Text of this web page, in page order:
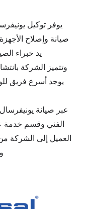
يوفر توكيل
صيانة وإصلاح
يد خبراء
وتتميز الشركة
يوجد أسرع فريق
عبر صيانة
الفني وقسم خدمة
العميل إلى الشركة